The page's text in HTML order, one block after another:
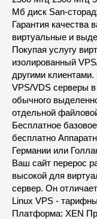
Мб диск San-
Гарантия качества
виртуальные и
Покупая услугу
изолированный
другими
VPS/VDS серверы
обычного
отдельной
Бесплатное
бесплатно
Германии или
Ваш сайт перерос
высокой для
сервер. Он
Linux VPS -
Платформа: XEN